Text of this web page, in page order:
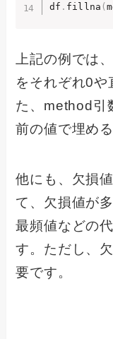
df . fillna (
上記の例では
をそれぞれ0や
た、method引
前の値で埋め
他にも、欠損
て、欠損値が
最頻値などの
す。ただし、
要です。